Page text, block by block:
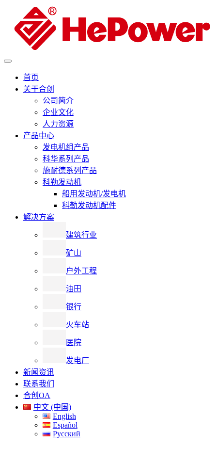
首页
关于合创
公司简介
企业文化
人力资源
产品中心
发电机组产品
科华系列产品
施耐德系列产品
科勒发动机
船用发动机/发电机
科勒发动机配件
解决方案
建筑行业
矿山
户外工程
油田
银行
火车站
医院
发电厂
新闻资讯
联系我们
合创OA
中文 (中国)
English
Español
Русский